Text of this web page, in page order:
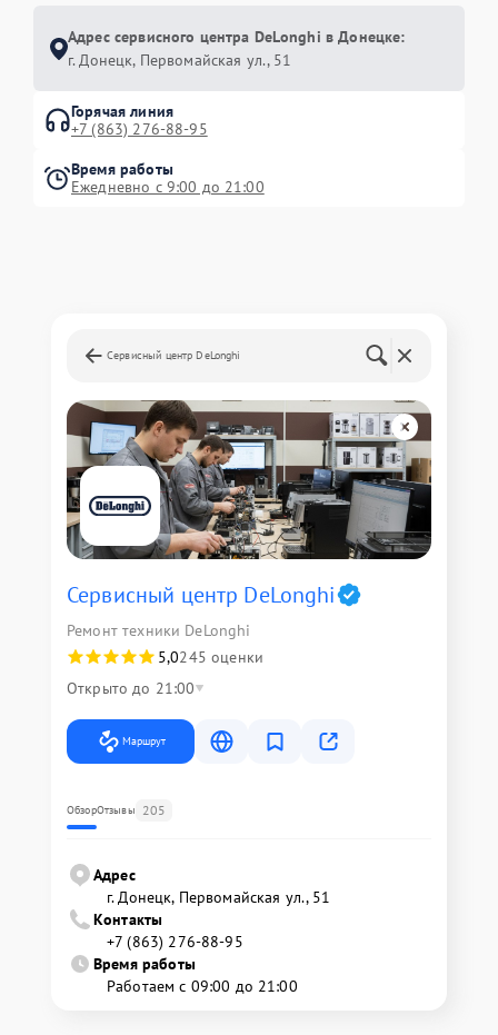
Адрес сервисного центра DeLonghi в Донецке:
г. Донецк, Первомайская ул., 51
Горячая линия
+7 (863) 276-88-95
Время работы
Ежедневно с 9:00 до 21:00
Сервисный центр DeLonghi
Сервисный центр DeLonghi
Ремонт техники DeLonghi
5,0245 оценки
Открыто до 21:00
Маршрут
ОбзорОтзывы 205
Адрес
г. Донецк, Первомайская ул., 51
Контакты
+7 (863) 276-88-95
Время работы
Работаем с 09:00 до 21:00